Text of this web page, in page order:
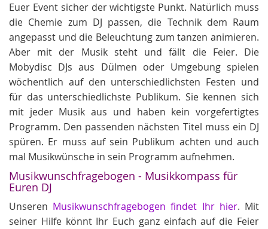
Euer Event sicher der wichtigste Punkt. Natürlich muss
die Chemie zum DJ passen, die Technik dem Raum
angepasst und die Beleuchtung zum tanzen animieren.
Aber mit der Musik steht und fällt die Feier. Die
Mobydisc DJs aus Dülmen oder Umgebung spielen
wöchentlich auf den unterschiedlichsten Festen und
für das unterschiedlichste Publikum. Sie kennen sich
mit jeder Musik aus und haben kein vorgefertigtes
Programm. Den passenden nächsten Titel muss ein DJ
spüren. Er muss auf sein Publikum achten und auch
mal Musikwünsche in sein Programm aufnehmen.
Musikwunschfragebogen - Musikkompass für
Euren DJ
Unseren Musikwunschfragebogen findet Ihr hier. Mit
seiner Hilfe könnt Ihr Euch ganz einfach auf die Feier